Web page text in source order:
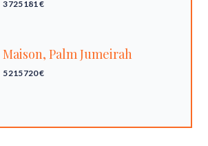
3 725 181 €
Maison, Palm Jumeirah
5 215 720 €